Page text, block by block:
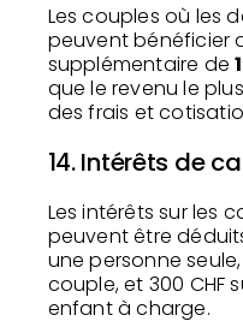
Les couples où les
peuvent bénéficier
supplémentaire de
que le revenu le
des frais et
14. Intérêts de
Les intérêts sur les
peuvent être
une personne seule,
couple, et 300 CHF
enfant à charge.